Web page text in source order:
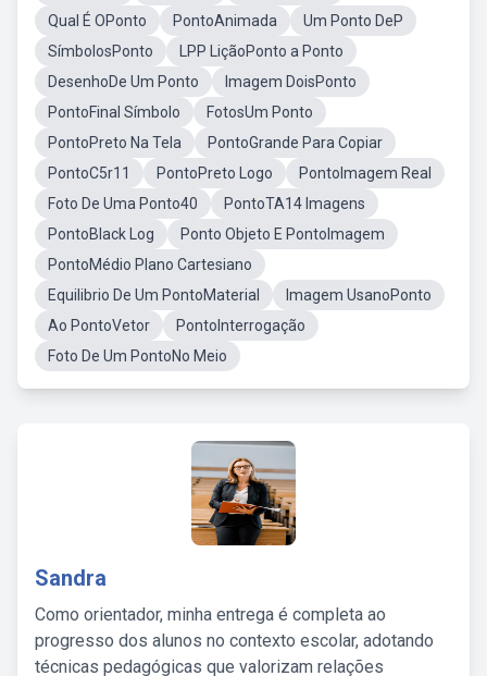
Qual É OPonto
PontoAnimada
Um Ponto DeP
SímbolosPonto
LPP LiçãoPonto a Ponto
DesenhoDe Um Ponto
Imagem DoisPonto
PontoFinal Símbolo
FotosUm Ponto
PontoPreto Na Tela
PontoGrande Para Copiar
PontoC5r11
PontoPreto Logo
PontoImagem Real
Foto De Uma Ponto40
PontoTA14 Imagens
PontoBlack Log
Ponto Objeto E PontoImagem
PontoMédio Plano Cartesiano
Equilibrio De Um PontoMaterial
Imagem UsanoPonto
Ao PontoVetor
PontoInterrogação
Foto De Um PontoNo Meio
Sandra
Como orientador, minha entrega é completa ao
progresso dos alunos no contexto escolar, adotando
técnicas pedagógicas que valorizam relações